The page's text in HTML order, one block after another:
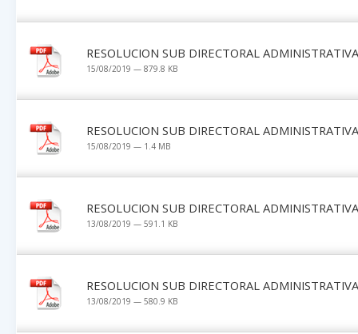
RESOLUCION SUB DIRECTORAL
15/08/2019 — 879.8 KB
RESOLUCION SUB DIRECTORAL
15/08/2019 — 1.4 MB
RESOLUCION SUB DIRECTORAL
13/08/2019 — 591.1 KB
RESOLUCION SUB DIRECTORAL
13/08/2019 — 580.9 KB